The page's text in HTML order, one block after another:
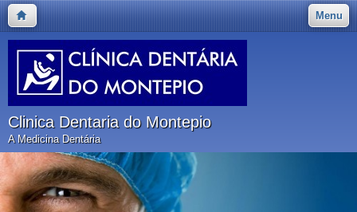
Menu
Clinica Dentaria do Montepio
A Medicina Dentária